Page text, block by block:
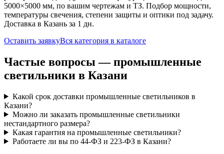
5000×5000 мм, по вашим чертежам и ТЗ. Подбор мощности,
температуры свечения, степени защиты и оптики под задачу.
Доставка в Казань за 1 дн.
Оставить заявкуВся категория в каталоге
Частые вопросы —промышленные
светильники в Казани
Какой срок доставки промышленные светильников в
Казани?
Можно ли заказать промышленные светильники
нестандартного размера?
Какая гарантия на промышленные светильники?
Работаете ли вы по 44-ФЗ и 223-ФЗ в Казани?